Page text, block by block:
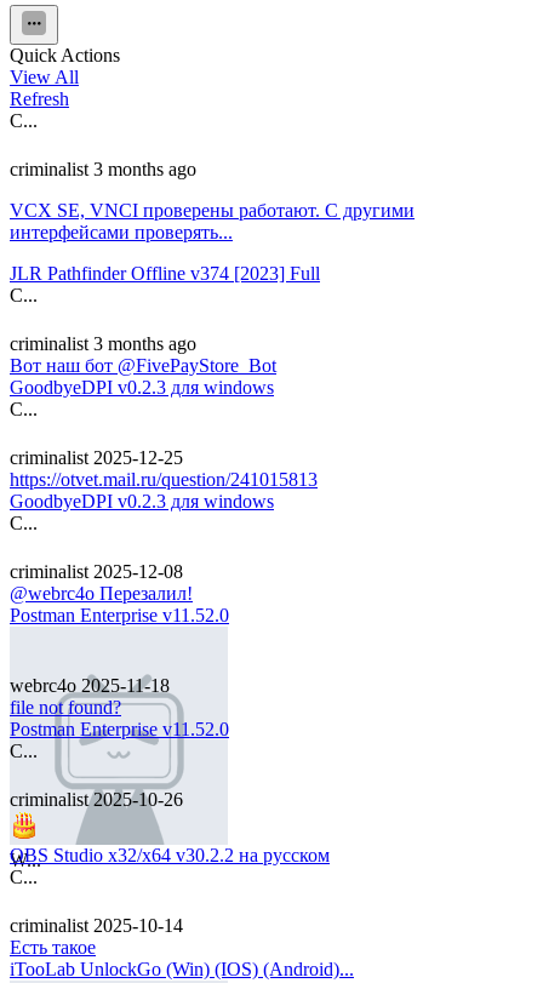
Quick Actions
View All
Refresh
C...
criminalist 3 months ago
VCX SE, VNCI проверены работают. С другими
интерфейсами проверять...
JLR Pathfinder Offline v374 [2023] Full
C...
criminalist 3 months ago
Вот наш бот @FivePayStore_Bot
GoodbyeDPI v0.2.3 для windows
C...
criminalist 2025-12-25
https://otvet.mail.ru/question/241015813
GoodbyeDPI v0.2.3 для windows
C...
criminalist 2025-12-08
@webrc4o Перезалил!
Postman Enterprise v11.52.0
W...
webrc4o 2025-11-18
file not found?
Postman Enterprise v11.52.0
C...
criminalist 2025-10-26
OBS Studio x32/x64 v30.2.2 на русском
C...
criminalist 2025-10-14
Есть такое
iTooLab UnlockGo (Win) (IOS) (Android)...